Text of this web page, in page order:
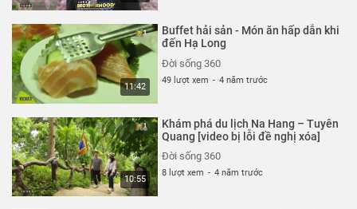
11:42
Buffet hải sản - Món ăn hấp dẫn khi
đến Hạ Long
Đời sống 360
49 lượt xem - 4 năm trước
10:55
Khám phá du lịch Na Hang – Tuyên
Quang [video bị lỗi đề nghị xóa]
Đời sống 360
8 lượt xem - 4 năm trước